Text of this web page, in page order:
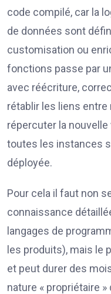
code compilé, car la
de données sont
customisation ou
fonctions passe par
avec réécriture,
rétablir les liens
répercuter la nouvelle
toutes les instances
déployée.
Pour cela il faut non
connaissance
langages de
les produits), mais le
et peut durer des
nature « propriétaire